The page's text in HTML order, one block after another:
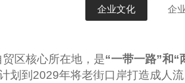
企业文化 企
区核心所在地，是“一带一路”和“
划到2029年将老街口岸打造成人